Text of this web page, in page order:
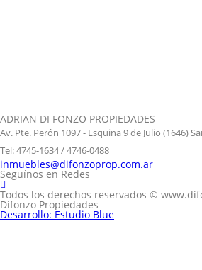
ADRIAN DI FONZO PROPIEDADES
Av. Pte. Perón 1097 - Esquina 9 de Julio (1646)
Tel: 4745-1634 / 4746-0488
inmuebles@difonzoprop.com.ar
Seguínos en Redes
Todos los derechos reservados ©
Difonzo Propiedades
Desarrollo: Estudio Blue